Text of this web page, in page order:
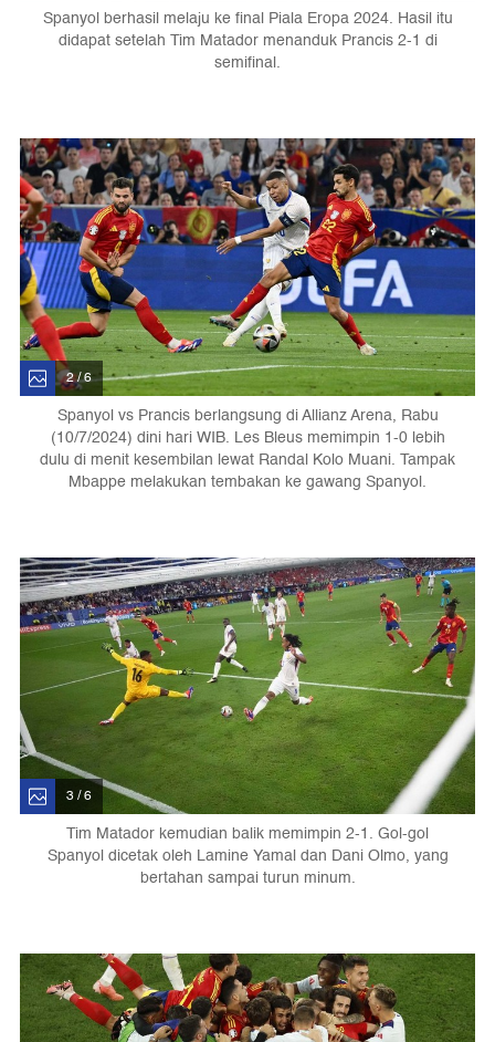
Spanyol berhasil melaju ke final Piala Eropa 2024. Hasil itu
didapat setelah Tim Matador menanduk Prancis 2-1 di
semifinal.
2 / 6
Spanyol vs Prancis berlangsung di Allianz Arena, Rabu
(10/7/2024) dini hari WIB. Les Bleus memimpin 1-0 lebih
dulu di menit kesembilan lewat Randal Kolo Muani. Tampak
Mbappe melakukan tembakan ke gawang Spanyol.
3 / 6
Tim Matador kemudian balik memimpin 2-1. Gol-gol
Spanyol dicetak oleh Lamine Yamal dan Dani Olmo, yang
bertahan sampai turun minum.